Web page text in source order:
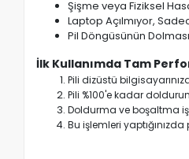
Şişme veya Fiziksel
Laptop Açılmıyor,
Pil Döngüsünün
İlk Kullanımda Tam
Pili dizüstü
Pili %100'e kadar
Doldurma ve boşaltma
Bu işlemleri